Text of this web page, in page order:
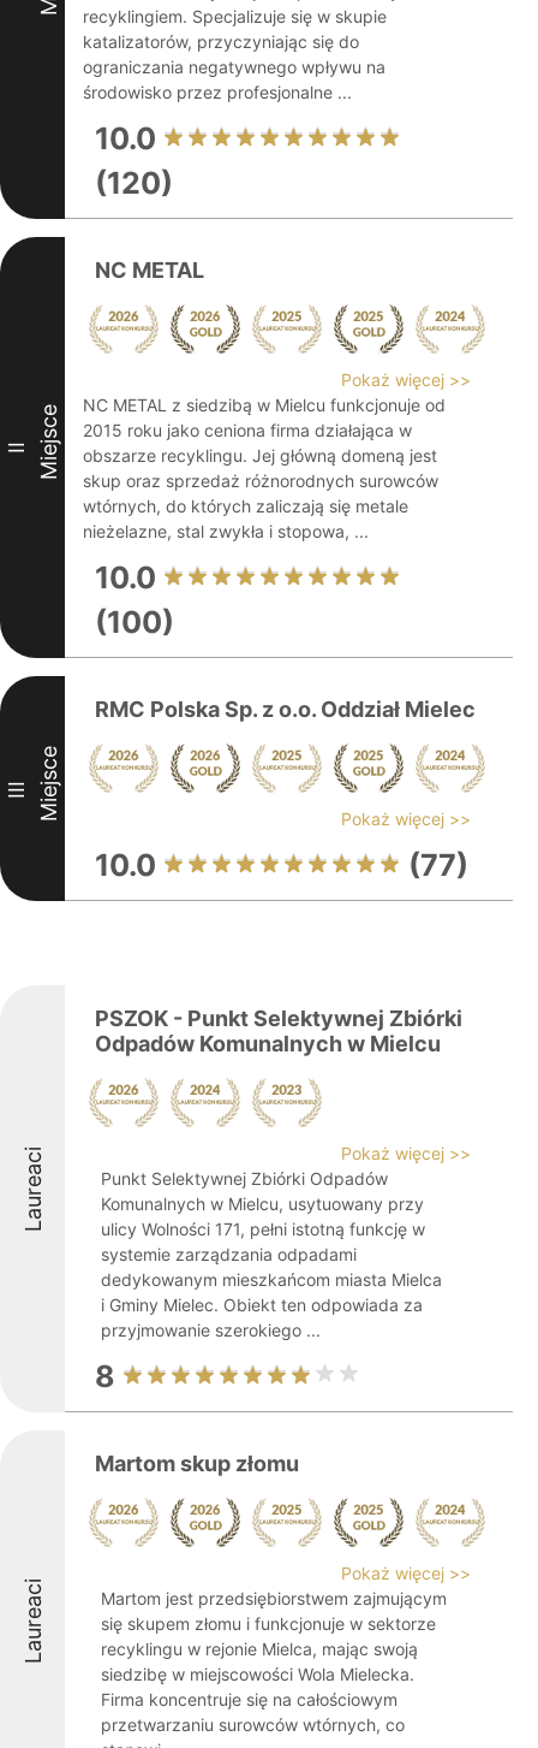
recyklingiem. Specjalizuje się w skupie
katalizatorów, przyczyniając się do
ograniczania negatywnego wpływu na
środowisko przez profesjonalne ...
10.0
(120)
II Miejsce
NC METAL
Pokaż więcej >>
NC METAL z siedzibą w Mielcu funkcjonuje od
2015 roku jako ceniona firma działająca w
obszarze recyklingu. Jej główną domeną jest
skup oraz sprzedaż różnorodnych surowców
wtórnych, do których zaliczają się metale
nieżelazne, stal zwykła i stopowa, ...
10.0
(100)
III Miejsce
RMC Polska Sp. z o.o. Oddział Mielec
Pokaż więcej >>
10.0 (77)
Laureaci
PSZOK - Punkt Selektywnej Zbiórki
Odpadów Komunalnych w Mielcu
Pokaż więcej >>
Punkt Selektywnej Zbiórki Odpadów
Komunalnych w Mielcu, usytuowany przy
ulicy Wolności 171, pełni istotną funkcję w
systemie zarządzania odpadami
dedykowanym mieszkańcom miasta Mielca
i Gminy Mielec. Obiekt ten odpowiada za
przyjmowanie szerokiego ...
8
Laureaci
Martom skup złomu
Pokaż więcej >>
Martom jest przedsiębiorstwem zajmującym
się skupem złomu i funkcjonuje w sektorze
recyklingu w rejonie Mielca, mając swoją
siedzibę w miejscowości Wola Mielecka.
Firma koncentruje się na całościowym
przetwarzaniu surowców wtórnych, co